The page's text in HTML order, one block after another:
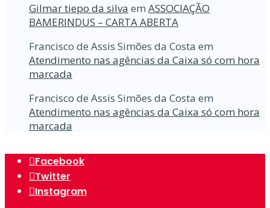
Gilmar tiepo da silva em ASSOCIAÇÃO
BAMERINDUS – CARTA ABERTA
Francisco de Assis Simões da Costa em
Atendimento nas agências da Caixa só com hora
marcada
Francisco de Assis Simões da Costa em
Atendimento nas agências da Caixa só com hora
marcada
Facebook
Twitter
Instagram